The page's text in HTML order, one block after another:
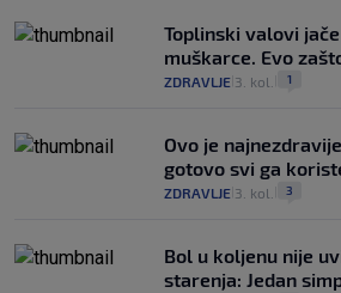
Toplinski valovi
muškarce. Evo
ZDRAVLJE 3. kol. 1
Ovo je
gotovo svi ga
ZDRAVLJE 3. kol. 3
Bol u koljenu nije
starenja: Jedan